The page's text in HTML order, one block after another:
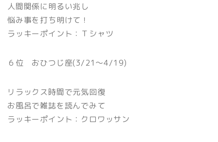
人間関係に明るい兆し
悩み事を打ち明けて！
ラッキーポイント：Ｔシャツ
６位 おひつじ座(3/21〜4/19)
リラックス時間で元気回復
お風呂で雑誌を読んでみて
ラッキーポイント：クロワッサン